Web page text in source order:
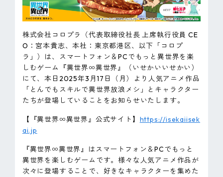
EN
株式会社コロプラ（代表取締役社長 上席執行役員 CE
O：宮本貴志、本社：東京都港区、以下「コロプ
ラ」）は、スマートフォン＆PCでもっと異世界を楽
しむゲーム『異世界∞異世界』（いせかいいせかい）
にて、本日2025年3月17日（月）より人気アニメ作品
「とんでもスキルで異世界放浪メシ」とキャラクター
たちが登場していることをお知らせいたします。
【『異世界∞異世界』公式サイト】 https://isekaiisek
ai.jp
『異世界∞異世界』はスマートフォン＆PCでもっと
異世界を楽しむゲームです。様々な人気アニメ作品が
次々に登場することで、好きなキャラクターを集めた